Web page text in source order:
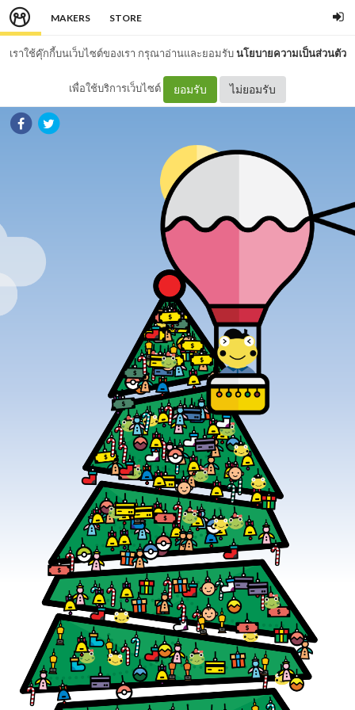
MAKERS STORE
เราใช้คุ๊กกี้บนเว็บไซต์ของเรา กรุณาอ่านและยอมรับนโยบายความเป็นส่วนตัว
เพื่อใช้บริการเว็บไซต์ ยอมรับ ไม่ยอมรับ